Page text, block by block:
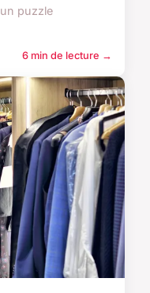
puzzle
6 min de lecture →